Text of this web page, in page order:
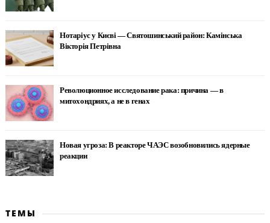
Нотаріус у Києві — Святошинський район: Камінська
Вікторія Петрівна
Революционное исследование рака: причина — в
митохондриях, а не в генах
Новая угроза: В реакторе ЧАЭС возобновились ядерные
реакции
ТЕМЫ